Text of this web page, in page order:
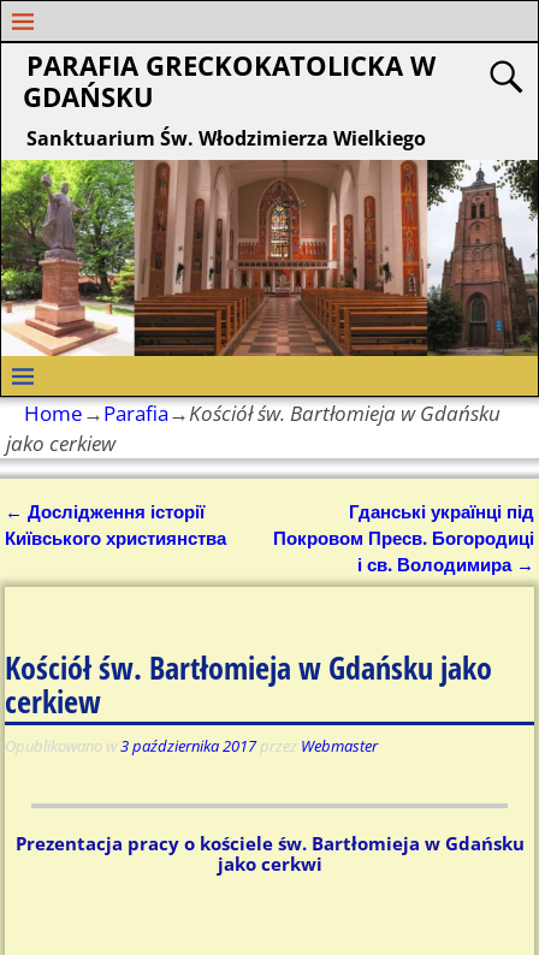
PARAFIA GRECKOKATOLICKA W
GDAŃSKU
Sanktuarium Św. Włodzimierza Wielkiego
Home→Parafia→Kościół św. Bartłomieja w Gdańsku
jako cerkiew
Nawigacja
← Дослідження історії
Київського християнства
Гданські українці під
Покровом Пресв. Богородиці
і св. Володимира →
Kościół św. Bartłomieja w Gdańsku jako
cerkiew
Opublikowano w3 października 2017przez Webmaster
Prezentacja pracy o kościele św. Bartłomieja w Gdańsku
jako cerkwi